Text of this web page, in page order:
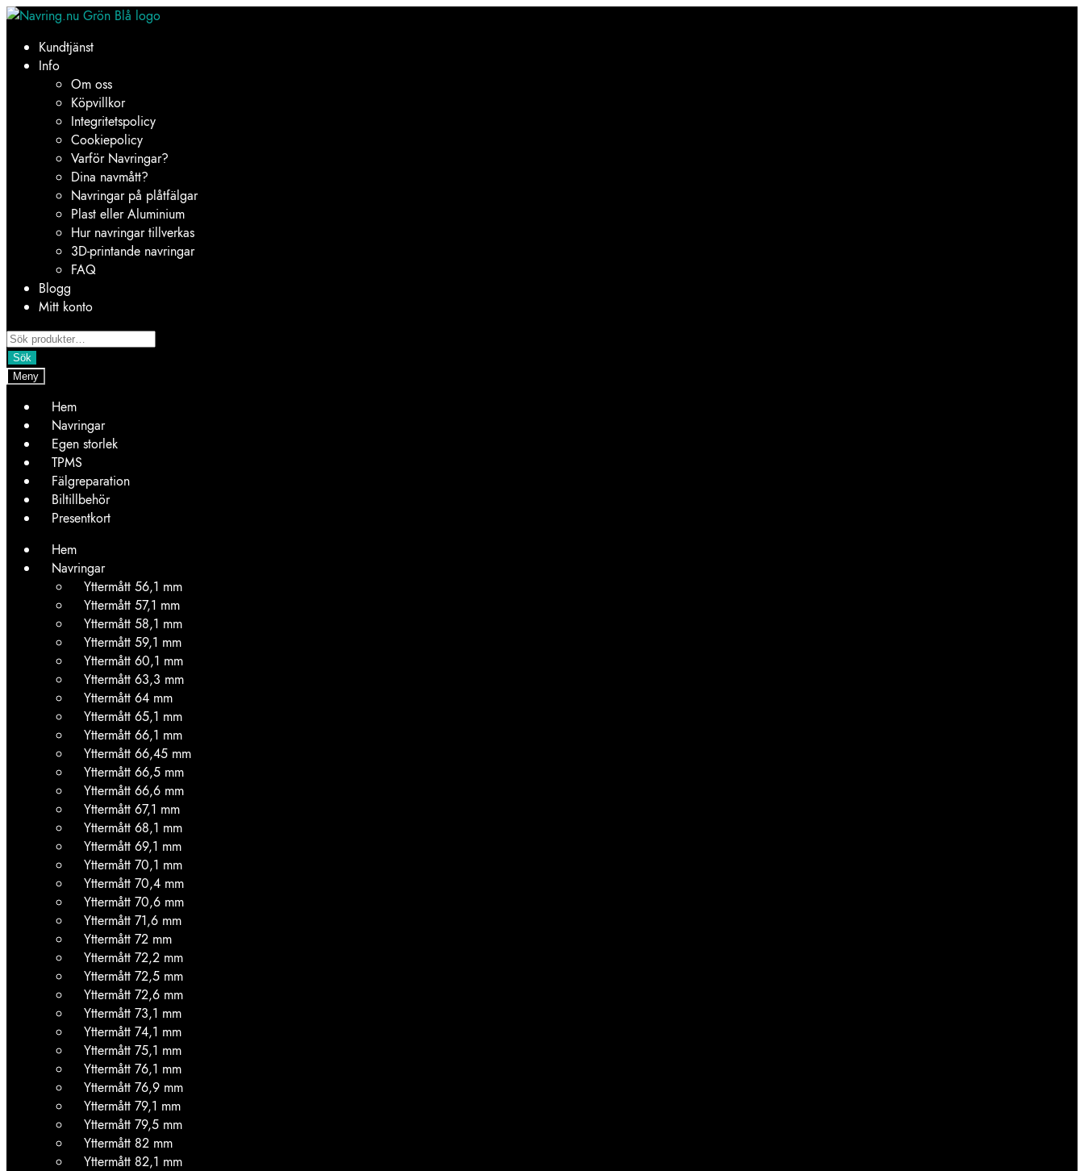
Hoppa
navigering
Hoppa
innehållKundtjänst
Info
Om oss
Köpvillkor
Integritetspolicy
Cookiepolicy
Varför Navringar?
Dina navmått?
Navringar på plåtfälgar
Plast eller Aluminium
Hur navringar tillverkas
3D-printande navringar
FAQ
Blogg
Mitt konto
Products
search
Sök
Meny
Hem
Navringar
Egen storlek
TPMS
Fälgreparation
Biltillbehör
Presentkort
Hem
Navringar
Yttermått 56,1 mm
Yttermått 57,1 mm
Yttermått 58,1 mm
Yttermått 59,1 mm
Yttermått 60,1 mm
Yttermått 63,3 mm
Yttermått 64 mm
Yttermått 65,1 mm
Yttermått 66,1 mm
Yttermått 66,45 mm
Yttermått 66,5 mm
Yttermått 66,6 mm
Yttermått 67,1 mm
Yttermått 68,1 mm
Yttermått 69,1 mm
Yttermått 70,1 mm
Yttermått 70,4 mm
Yttermått 70,6 mm
Yttermått 71,6 mm
Yttermått 72 mm
Yttermått 72,2 mm
Yttermått 72,5 mm
Yttermått 72,6 mm
Yttermått 73,1 mm
Yttermått 74,1 mm
Yttermått 75,1 mm
Yttermått 76,1 mm
Yttermått 76,9 mm
Yttermått 79,1 mm
Yttermått 79,5 mm
Yttermått 82 mm
Yttermått 82,1 mm